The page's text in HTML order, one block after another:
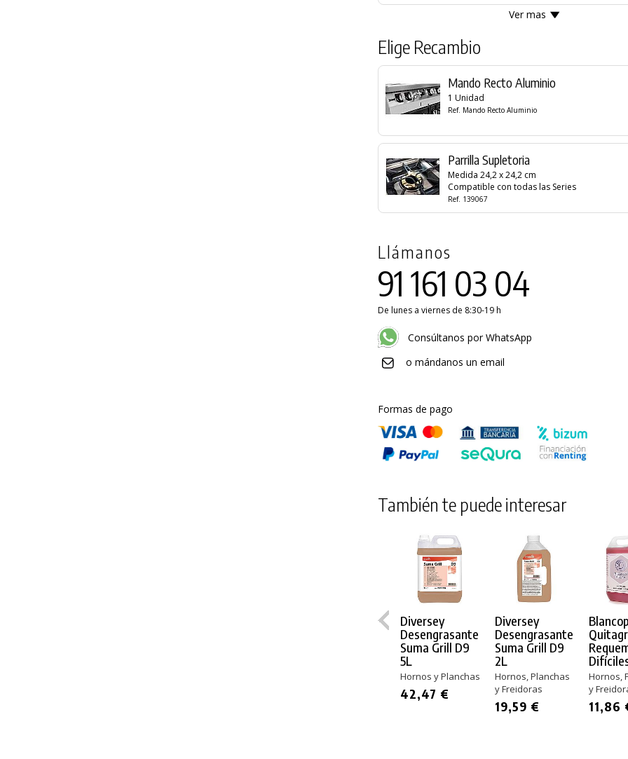
PRODUCTO AÑADIDO AL CARRITO
Ver mas
Elige Recambio
Mando Recto Aluminio
1 Unidad
Ref. Mando Recto Aluminio
Parrilla Supletoria
Medida 24,2 x 24,2 cm
Compatible con todas las Series
Ref. 139067
Llámanos
91 161 03 04
De lunes a viernes de 8:30-19 h
Consúltanos por WhatsApp
o mándanos un email
Formas de pago
También te puede interesar
Diversey
Desengrasante
Suma Grill D9
5L
Hornos y Planchas
42,47 €
Diversey
Desengrasante
Suma Grill D9
2L
Hornos, Planchas
y Freidoras
19,59 €
Hornos,
y
11,86